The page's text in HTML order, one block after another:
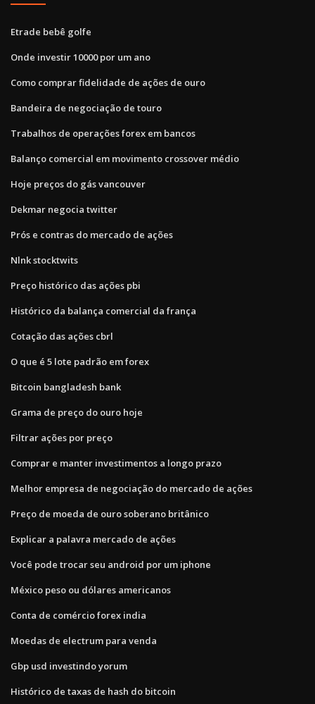
Etrade bebê golfe
Onde investir 10000 por um ano
Como comprar fidelidade de ações de ouro
Bandeira de negociação de touro
Trabalhos de operações forex em bancos
Balanço comercial em movimento crossover médio
Hoje preços do gás vancouver
Dekmar negocia twitter
Prós e contras do mercado de ações
Nlnk stocktwits
Preço histórico das ações pbi
Histórico da balança comercial da frança
Cotação das ações cbrl
O que é 5 lote padrão em forex
Bitcoin bangladesh bank
Grama de preço do ouro hoje
Filtrar ações por preço
Comprar e manter investimentos a longo prazo
Melhor empresa de negociação do mercado de ações
Preço de moeda de ouro soberano britânico
Explicar a palavra mercado de ações
Você pode trocar seu android por um iphone
México peso ou dólares americanos
Conta de comércio forex india
Moedas de electrum para venda
Gbp usd investindo yorum
Histórico de taxas de hash do bitcoin